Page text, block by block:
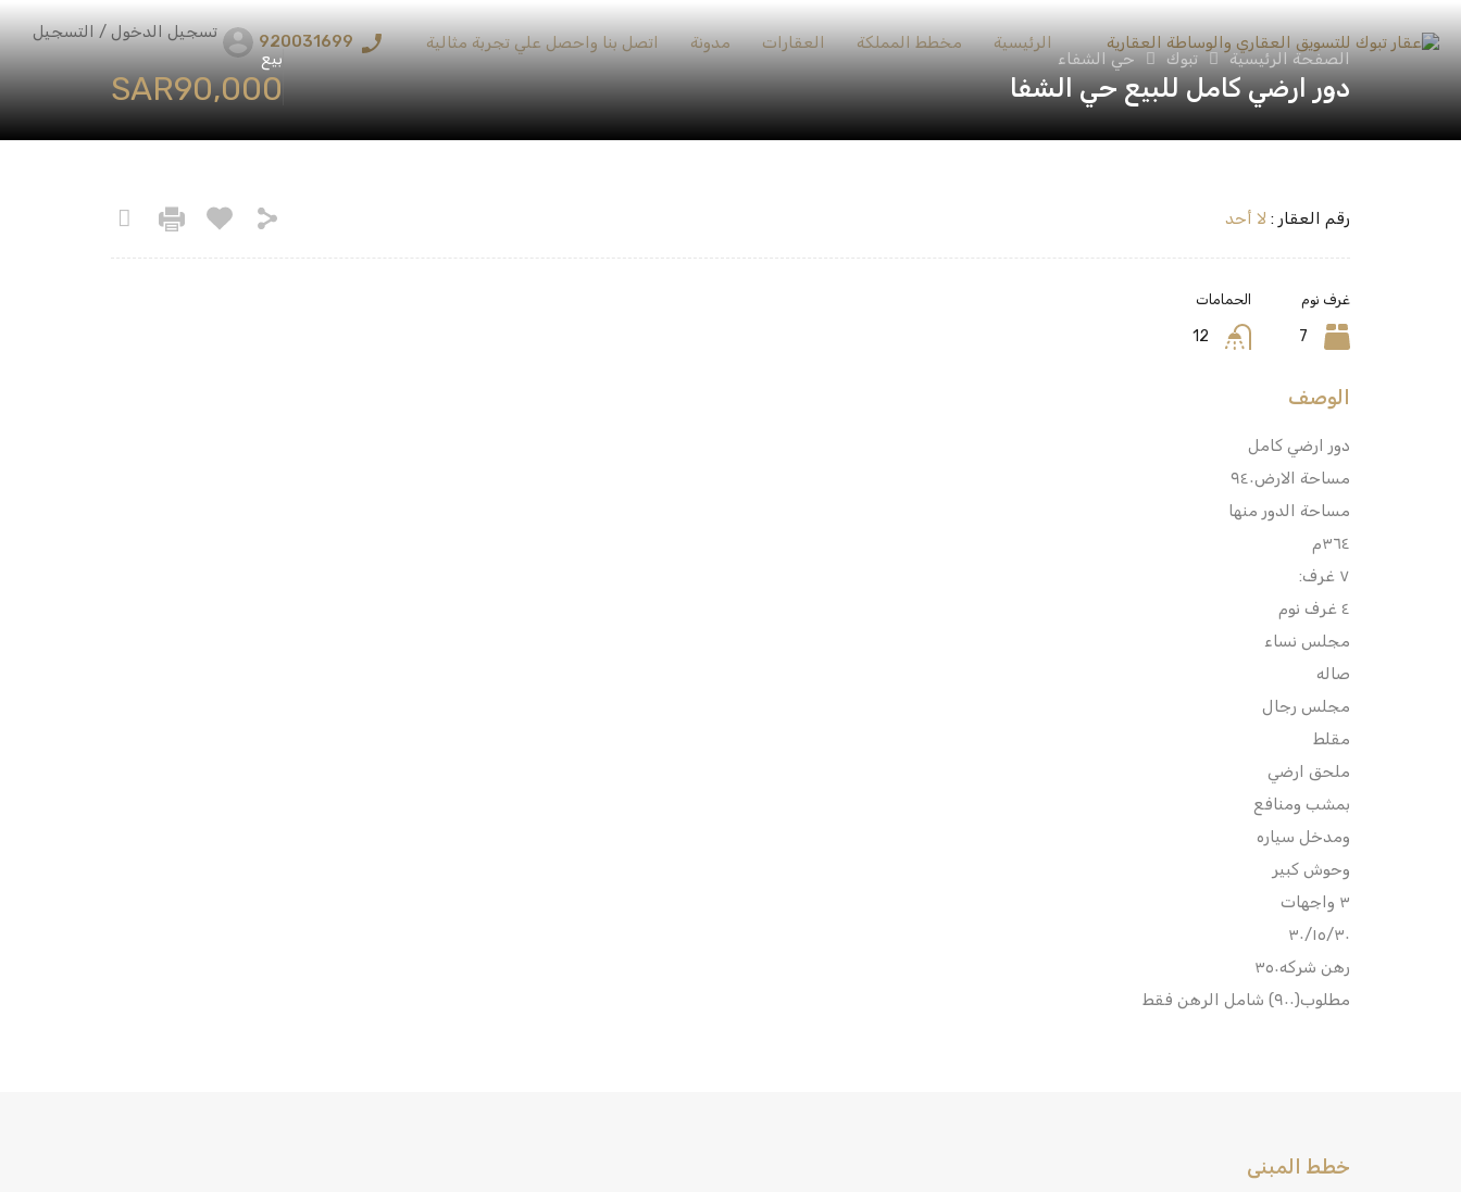
الرئيسية مخطط المملكة العقارات مدونة اتصل بنا واحصل علي تجربة مثالية 920031699
تسجيل الدخول / التسجيل
الصفحة الرئيسية
تبوك حي الشفاء
دور ارضي كامل للبيع حي الشفا
بيع
‪SAR90,000
رقم العقار : لا أحد
غرف نوم
7
الحمامات
12
الوصف
دور ارضي كامل
مساحة الارض٩٤٠
مساحة الدور منها
٣٦٤م
٧ غرف:
٤ غرف نوم
مجلس نساء
صاله
مجلس رجال
مقلط
ملحق ارضي
بمشب ومنافع
ومدخل سياره
وحوش كبير
٣ واجهات
٣٠/١٥/٣٠
رهن شركه٣٥٠
مطلوب(٩٠٠) شامل الرهن فقط
خطط المبنى